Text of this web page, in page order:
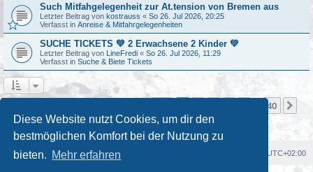
Diese Website nutzt Cookies, um dir den
bestmöglichen Komfort bei der Nutzung zu
bieten. Mehr erfahren
Such Mitfahgelegenheit zur At.tension von Bremen aus
Letzter Beitrag von kostrauss « So 26. Jul 2026, 20:25
Verfasst in Anreise & Mitfahrgelegenheiten
SUCHE TICKETS 💚 2 Erwachsene 2 Kinder 💚
Letzter Beitrag von LineFredi « So 26. Jul 2026, 11:29
Verfasst in Suche & Biete Tickets
40
Foren-Übersicht UTC+02:00